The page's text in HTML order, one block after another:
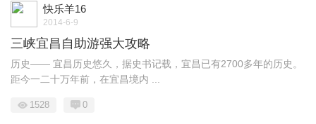
快乐羊16
2014-6-9
三峡宜昌自助游强大攻略
历史—— 宜昌历史悠久，据史书记载，宜昌已有2700多年的历史。
距今一二十万年前，在宜昌境内 ...
1528 0